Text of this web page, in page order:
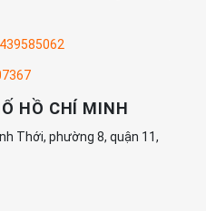
HỒ CHÍ MINH
Thới, phường 8, quận 11,